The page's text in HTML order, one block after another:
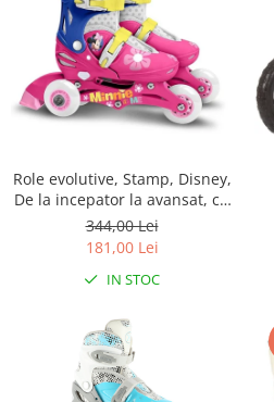
Role evolutive, Stamp, Disney,
De la incepator la avansat, cu
3 roti, Ajustabile, Inchidere
prin velcro, cu frana, Marime
27-30, Minnie Mouse
344,00 Lei
181,00 Lei
IN STOC